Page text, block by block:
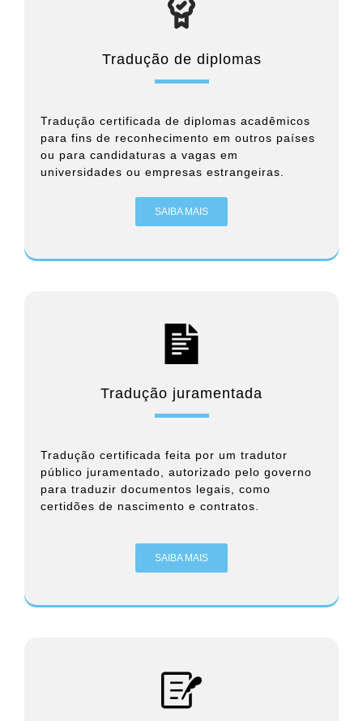
Tradução de diplomas
Tradução certificada de diplomas acadêmicos
para fins de reconhecimento em outros países
ou para candidaturas a vagas em
universidades ou empresas estrangeiras.
SAIBA MAIS
Tradução juramentada
Tradução certificada feita por um tradutor
público juramentado, autorizado pelo governo
para traduzir documentos legais, como
certidões de nascimento e contratos.
SAIBA MAIS